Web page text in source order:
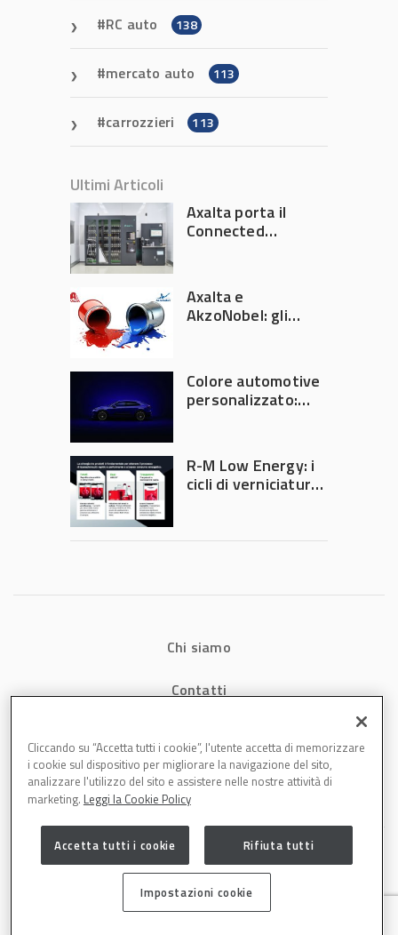
RC auto 138
mercato auto 113
carrozzieri 113
Ultimi Articoli
Axalta porta il
Connected
Automechanika
Frankfurt 2026
Axalta e
AkzoNobel: gli
Colore automotive
personalizzato:
diventa ingegneria
di precisione
R-M Low Energy: i
cicli di verniciatura
tempi e costi in
Chi siamo
Contatti
Cookies
Carrozzeria è una testata di DBInformation Spa P.IVA 09293820156 | Centro
Cliccando su “Accetta tutti i cookie”, l'utente accetta di memorizzare
i cookie sul dispositivo per migliorare la navigazione del sito,
analizzare l'utilizzo del sito e assistere nelle nostre attività di
marketing. Leggi la Cookie Policy
Accetta tutti i cookie Rifiuta tutti
Impostazioni cookie